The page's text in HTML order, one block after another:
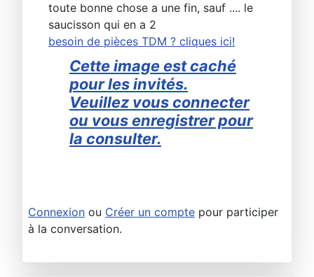
toute bonne chose a une fin, sauf .... le
saucisson qui en a 2
besoin de pièces TDM ? cliques ici!
Cette image est caché
pour les invités.
Veuillez vous connecter
ou vous enregistrer pour
la consulter.
Connexion ou Créer un compte pour participer
à la conversation.